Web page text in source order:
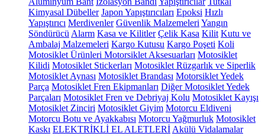
Kimyasal Dübeller Japon Yapıştırıcıları Epoksi Hızlı
Yapıştırıcı Merdivenler Güvenlik Malzemeleri Yangın
Söndürücü Alarm Kasa ve Kilitler Çelik Kasa Kilit Kutu ve
Ambalaj Malzemeleri Kargo Kutusu Kargo Poşeti Koli
Motosiklet Ürünleri Motorsiklet Aksesuarları Motosiklet
Kilidi Motosiklet Stickerları Motosiklet Rüzgarlık ve Siperlik
Motosiklet Aynası Motosiklet Brandası Motorsiklet Yedek
Parça Motosiklet Fren Ekipmanları Diğer Motosiklet Yedek
Parçaları Motosiklet Fren ve Debriyaj Kolu Motosiklet Kayışı
Motosiklet Zinciri Motosiklet Giyim Motorcu Eldiveni
Motorcu Botu ve Ayakkabısı Motorcu Yağmurluk Motosiklet
Kaskı ELEKTRİKLİ EL ALETLERİ Akülü Vidalamalar